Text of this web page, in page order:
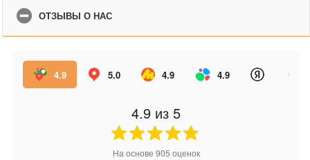
ОТЗЫВЫ О НАС
4.9 5.0 4.9 4.9
4.9 из 5
На основе 905 оценок